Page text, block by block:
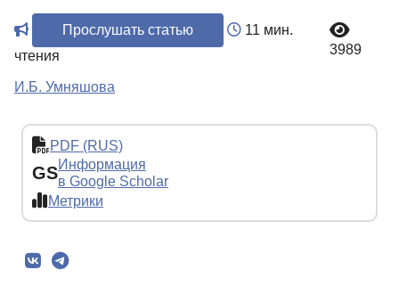
Прослушать статью
11 мин.
чтения
3989
И.Б. Умняшова
PDF (RUS)
GSИнформация
в Google Scholar
Метрики